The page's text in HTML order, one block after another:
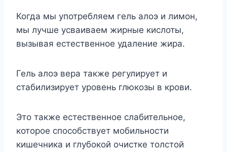
Когда мы употребляем гель алоэ и лимон,
мы лучше усваиваем жирные кислоты,
вызывая естественное удаление жира.
Гель алоэ вера также регулирует и
стабилизирует уровень глюкозы в крови.
Это также естественное слабительное,
которое способствует мобильности
кишечника и глубокой очистке толстой